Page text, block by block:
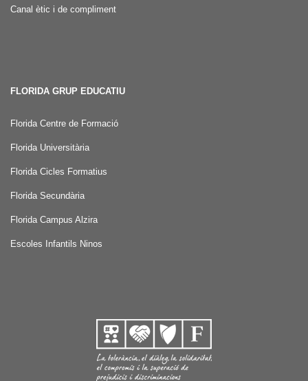
Canal ètic i de compliment
FLORIDA GRUP EDUCATIU
Florida Centre de Formació
Florida Universitària
Florida Cicles Formatius
Florida Secundària
Florida Campus Alzira
Escoles Infantils Ninos